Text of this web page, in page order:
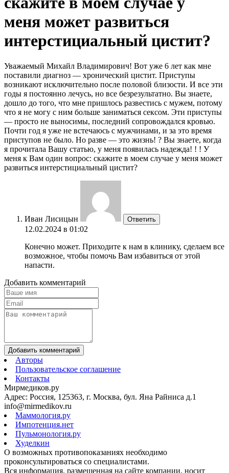
меня может развиться
интерстициальный цистит?
Уважаемый Михайл Владимирович! Вот уже 6 лет как мне
поставили диагноз — хронический цистит. Приступы
возникают исключительно после половой близости. И все эти
годы я постоянно лечусь, но все безрезультатно. Вы знаете,
дошло до того, что мне пришлось развестись с мужем, потому
что я не могу с ним больше заниматься сексом. Эти приступы
— просто не выносимы, последний сопровождался кровью.
Почти год я уже не встечаюсь с мужчинами, и за это время
приступов не было. Но разве — это жизнь! ? Вы знаете, когда
я прочитала Вашу статью, у меня появилась надежда! ! ! У
меня к Вам один вопрос: скажите в моем случае у меня может
развиться интерстициальный цистит?
Иван Лисицын Ответить
12.02.2024 в 01:02
Конечно может. Приходите к нам в клинику, сделаем все
возможное, чтобы помочь Вам избавиться от этой
напасти.
Добавить комментарий
Добавить комментарий
Авторы
Пользовательское соглашение
Контакты
Мирмедиков.ру
Адрес: Россия, 125363, г. Москва, бул. Яна Райниса д.1
info@mirmedikov.ru
Маммология.ру
Импотенция.нет
Пульмонология.ру
Худелкин
О возможных противопоказаниях необходимо
проконсультироваться со специалистами.
Вся информация, размещенная на сайте компании, носит